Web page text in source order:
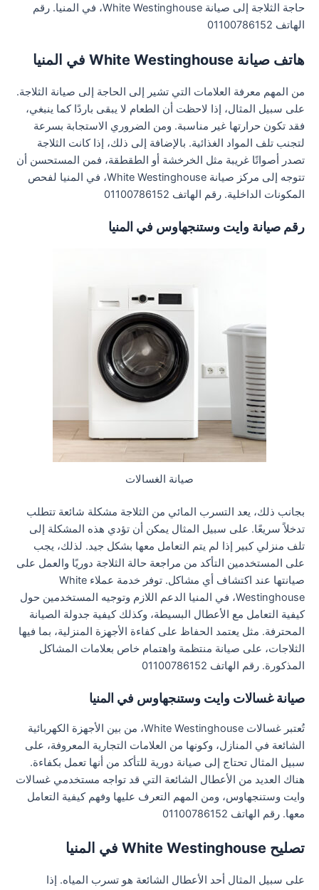
حاجة الثلاجة إلى صيانة White Westinghouse، في المنيا. رقم
الهاتف 01100786152
هاتف صيانة White Westinghouse في المنيا
من المهم معرفة العلامات التي تشير إلى الحاجة إلى صيانة الثلاجة.
على سبيل المثال، إذا لاحظت أن الطعام لا يبقى باردًا كما ينبغي،
فقد تكون حرارتها غير مناسبة. ومن الضروري الاستجابة بسرعة
لتجنب تلف المواد الغذائية. بالإضافة إلى ذلك، إذا كانت الثلاجة
تصدر أصواتًا غريبة مثل الخرخشة أو الطقطقة، فمن المستحسن أن
تتوجه إلى مركز صيانة White Westinghouse، في المنيا لفحص
المكونات الداخلية. رقم الهاتف 01100786152
رقم صيانة وايت وستنجهاوس في المنيا
صيانة الغسالات
بجانب ذلك، يعد التسرب المائي من الثلاجة مشكلة شائعة تتطلب
تدخلاً سريعًا. على سبيل المثال يمكن أن تؤدي هذه المشكلة إلى
تلف منزلي كبير إذا لم يتم التعامل معها بشكل جيد. لذلك، يجب
على المستخدمين التأكد من مراجعة حالة الثلاجة دوريًا والعمل على
صيانتها عند اكتشاف أي مشاكل. توفر خدمة عملاء White
Westinghouse، في المنيا الدعم اللازم وتوجيه المستخدمين حول
كيفية التعامل مع الأعطال البسيطة، وكذلك كيفية جدولة الصيانة
المحترفة. مثل يعتمد الحفاظ على كفاءة الأجهزة المنزلية، بما فيها
الثلاجات، على صيانة منتظمة واهتمام خاص بعلامات المشاكل
المذكورة. رقم الهاتف 01100786152
صيانة غسالات وايت وستنجهاوس في المنيا
تُعتبر غسالات White Westinghouse، من بين الأجهزة الكهربائية
الشائعة في المنازل، وكونها من العلامات التجارية المعروفة، على
سبيل المثال تحتاج إلى صيانة دورية للتأكد من أنها تعمل بكفاءة.
هناك العديد من الأعطال الشائعة التي قد تواجه مستخدمي غسالات
وايت وستنجهاوس، ومن المهم التعرف عليها وفهم كيفية التعامل
معها. رقم الهاتف 01100786152
تصليح White Westinghouse في المنيا
على سبيل المثال أحد الأعطال الشائعة هو تسرب المياه. إذا